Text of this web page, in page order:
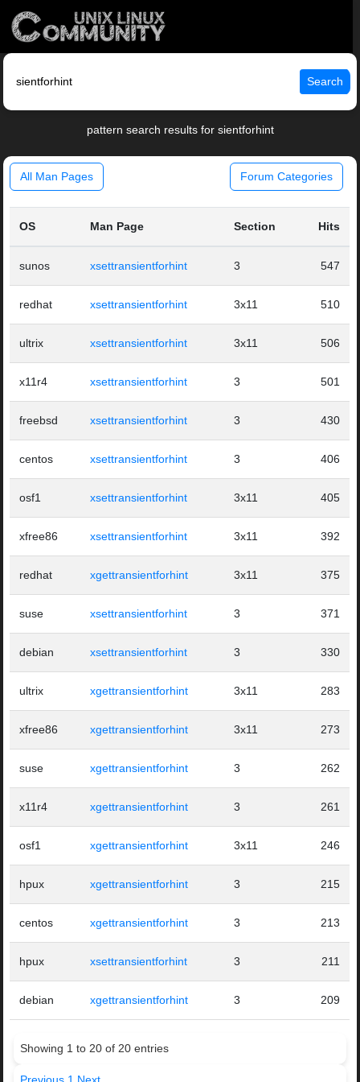
Search
pattern search results for sientforhint
All Man Pages Forum Categories
OS Man Page Section Hits
sunos xsettransientforhint 3 547
redhat xsettransientforhint 3x11 510
ultrix xsettransientforhint 3x11 506
x11r4 xsettransientforhint 3 501
freebsd xsettransientforhint 3 430
centos xsettransientforhint 3 406
osf1 xsettransientforhint 3x11 405
xfree86 xsettransientforhint 3x11 392
redhat xgettransientforhint 3x11 375
suse xsettransientforhint 3 371
debian xsettransientforhint 3 330
ultrix xgettransientforhint 3x11 283
xfree86 xgettransientforhint 3x11 273
suse xgettransientforhint 3 262
x11r4 xgettransientforhint 3 261
osf1 xgettransientforhint 3x11 246
hpux xgettransientforhint 3 215
centos xgettransientforhint 3 213
hpux xsettransientforhint 3 211
debian xgettransientforhint 3 209
Showing 1 to 20 of 20 entries